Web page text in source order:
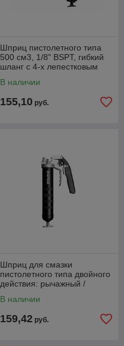
Шприц пистолетного типа
500 см3, 1/8" BSPT, гибкий
шланг с 4-х лепестковым
В наличии
155,10 руб.
Шприц для смазки
пистолетного типа двойного
действия: рычажный /
GR42380
В наличии
159,42 руб.